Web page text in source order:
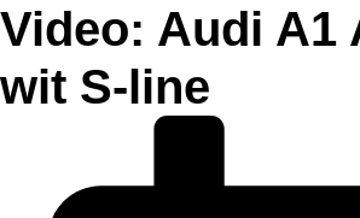
Video: Audi A1
wit S-line